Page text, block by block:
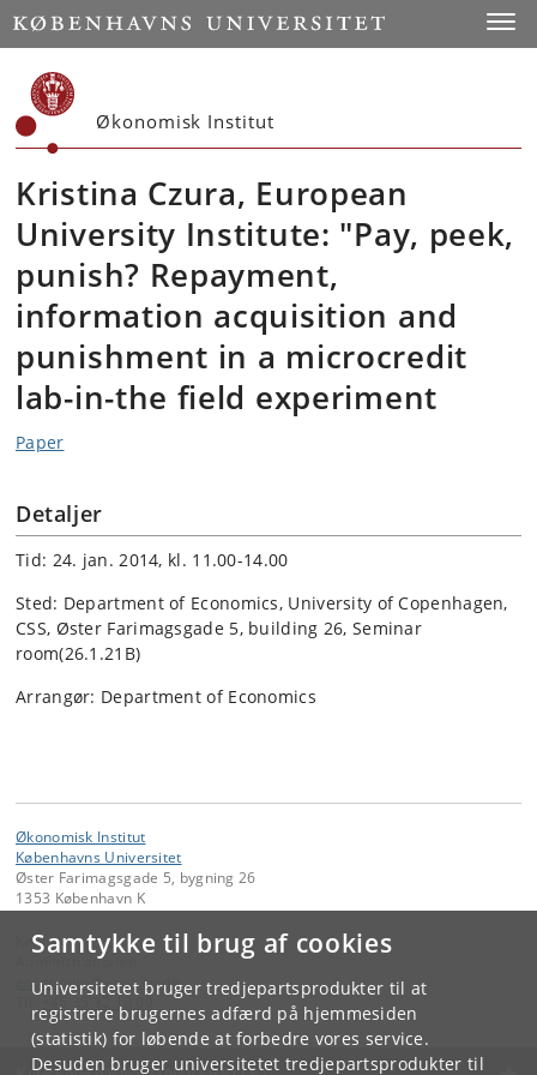
Samtykke til brug af cookies
Universitetet bruger tredjepartsprodukter til at
registrere brugernes adfærd på hjemmesiden
(statistik) for løbende at forbedre vores service.
Desuden bruger universitetet tredjepartsprodukter til
Start
Økonomisk Institut
Kristina Czura, European
University Institute: "Pay, peek,
punish? Repayment,
information acquisition and
punishment in a microcredit
lab-in-the field experiment
Paper
Detaljer
Tid: 24. jan. 2014, kl. 11.00-14.00
Sted: Department of Economics, University of Copenhagen,
CSS, Øster Farimagsgade 5, building 26, Seminar
room(26.1.21B)
Arrangør: Department of Economics
Økonomisk Institut
Københavns Universitet
Øster Farimagsgade 5, bygning 26
1353 København K
Kontakt:
Administrationen
economics@econ. ku.dk